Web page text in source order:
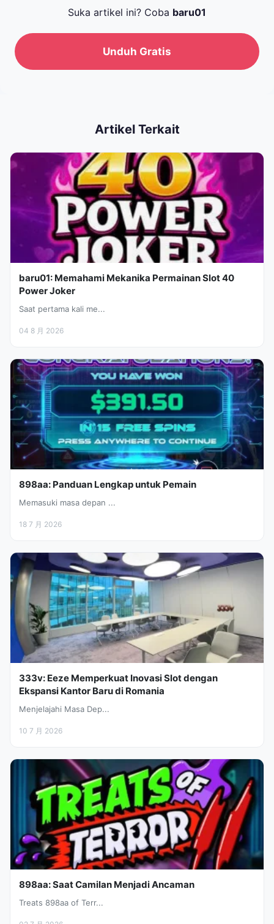
Suka artikel ini? Coba baru01
Unduh Gratis
Artikel Terkait
baru01: Memahami Mekanika Permainan Slot 40
Power Joker
Saat pertama kali me...
04 8 月 2026
898aa: Panduan Lengkap untuk Pemain
Memasuki masa depan ...
18 7 月 2026
333v: Eeze Memperkuat Inovasi Slot dengan
Ekspansi Kantor Baru di Romania
Menjelajahi Masa Dep...
10 7 月 2026
898aa: Saat Camilan Menjadi Ancaman
Treats 898aa of Terr...